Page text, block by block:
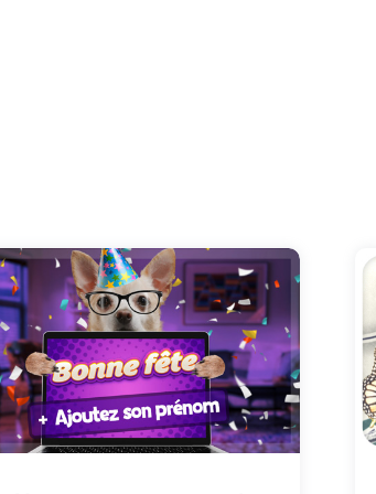
Choisissez son prénom dans la liste et